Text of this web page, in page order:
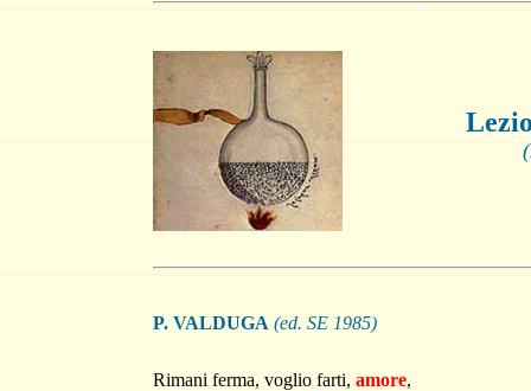
P. VALDUGA (ed. SE 1985)
Rimani ferma, voglio farti, amore,